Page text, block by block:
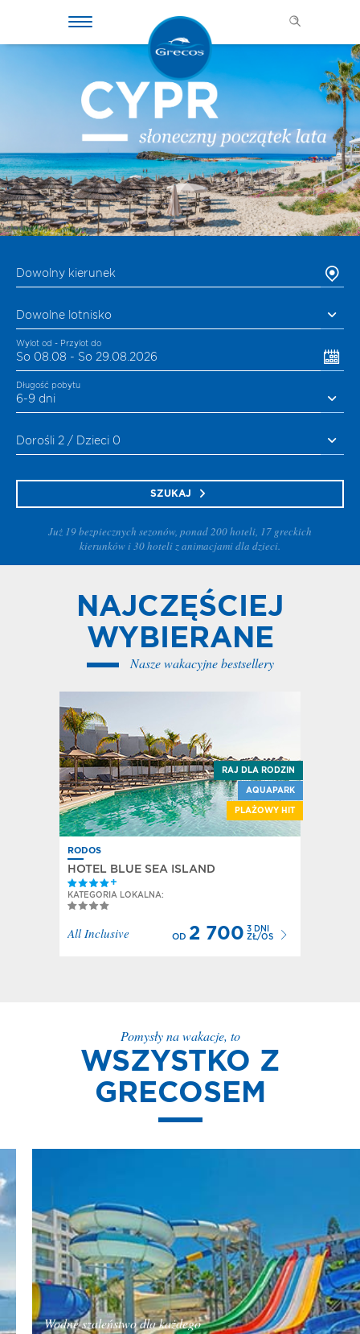
Dowolny kierunek
Dowolne lotnisko
Wylot od - Przylot do
So 08.08 - So 29.08.2026
Długość pobytu
6-9 dni
Dorośli 2 / Dzieci 0
SZUKAJ
Już 19 bezpiecznych sezonów, ponad 200 hoteli, 17 greckich
kierunków i 30 hoteli z animacjami dla dzieci.
NAJCZĘŚCIEJ
WYBIERANE
Nasze wakacyjne bestsellery
RAJ DLA RODZIN
AQUAPARK
PLAŻOWY HIT
RODOS
HOTEL BLUE SEA ISLAND
KATEGORIA LOKALNA:
All Inclusive OD 2 700 3 DNI
ZŁ/OS
Pomysły na wakacje, to
WSZYSTKO Z
GRECOSEM
swojej rodziny, w którym dostęp do aquaparku dostaniesz gratis! Aż
34 hotele z aquaparkami i super zjeżdżalniami!
Wodne szaleństwo dla każdego